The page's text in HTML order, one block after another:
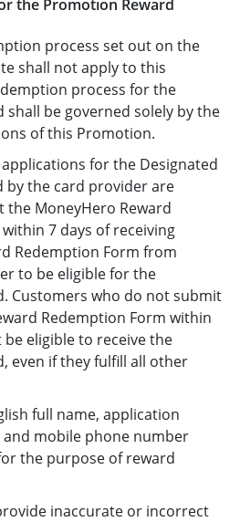
the Promotion Reward
process set out on the
shall not apply to this
process for the
shall be governed solely by the
of this Promotion.
for the Designated
by the card provider are
MoneyHero Reward
7 days of receiving
Redemption Form from
to be eligible for the
Customers who do not submit
Redemption Form within
eligible to receive the
even if they fulfill all other
full name, application
mobile phone number
the purpose of reward
inaccurate or incorrect